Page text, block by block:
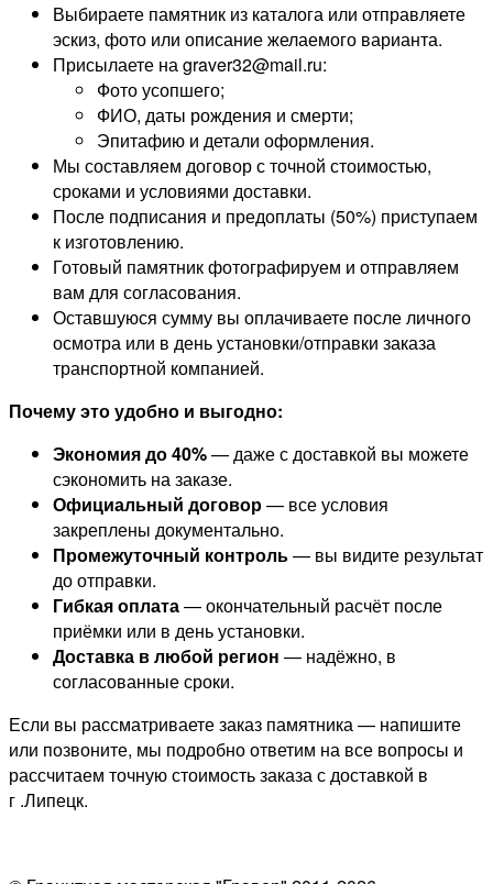
Выбираете памятник из каталога или отправляете
эскиз, фото или описание желаемого варианта.
Присылаете на graver32@mail.ru:
Фото усопшего;
ФИО, даты рождения и смерти;
Эпитафию и детали оформления.
Мы составляем договор с точной стоимостью,
сроками и условиями доставки.
После подписания и предоплаты (50%) приступаем
к изготовлению.
Готовый памятник фотографируем и отправляем
вам для согласования.
Оставшуюся сумму вы оплачиваете после личного
осмотра или в день установки/отправки заказа
транспортной компанией.
Почему это удобно и выгодно:
Экономия до 40%— даже с доставкой вы можете
сэкономить на заказе.
Официальный договор— все условия
закреплены документально.
Промежуточный контроль— вы видите результат
до отправки.
Гибкая оплата— окончательный расчёт после
приёмки или в день установки.
Доставка в любой регион — надёжно, в
согласованные сроки.
Если вы рассматриваете заказ памятника — напишите
или позвоните, мы подробно ответим на все вопросы и
рассчитаем точную стоимость заказа с доставкой в
г .Липецк.